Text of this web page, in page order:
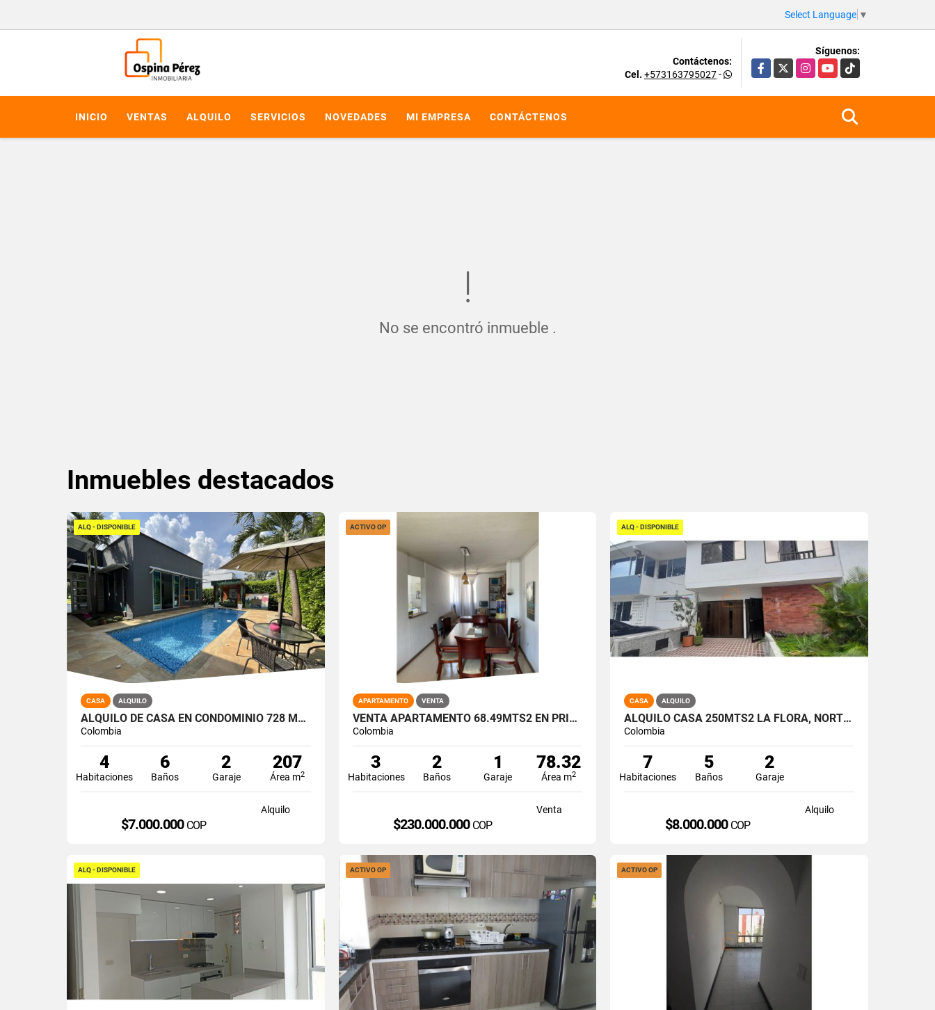
Select Language ▼
Contáctenos:
Cel. +573163795027-
Síguenos:
Facebook
X InstagramYouTubeTikTok
INICIO VENTAS ALQUILO SERVICIOS NOVEDADES MI EMPRESA CONTÁCTENOS
No se encontró inmueble .
Inmuebles destacados
ALQ - DISPONIBLE
CASA ALQUILO
ALQUILO DE CASA EN CONDOMINIO 728 MTRS2 ALFAGUARA, JAMUNDÍ, A-143
Colombia
4
Habitaciones
6
Baños
2
Garaje
207
Área m2
Alquilo
$7.000.000 COP
ACTIVO OP
APARTAMENTO VENTA
VENTA APARTAMENTO 68.49MTS2 EN PRIMERO DE MAYO, SUR DE CALI. 6376-1
Colombia
3
Habitaciones
2
Baños
1
Garaje
78.32
Área m2
Venta
$230.000.000 COP
ALQ - DISPONIBLE
CASA ALQUILO
ALQUILO CASA 250MTS2 LA FLORA, NORTE DE CALI, A-174
Colombia
7
Habitaciones
5
Baños
2
Garaje
Alquilo
$8.000.000 COP
ALQ - DISPONIBLE ACTIVO OP ACTIVO OP